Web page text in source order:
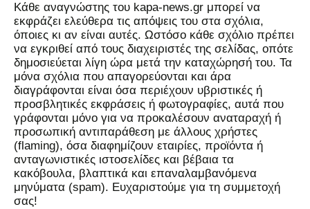
Kάθε αναγνώστης του kapa-news.gr μπορεί να
εκφράζει ελεύθερα τις απόψεις του στα σχόλια,
όποιες κι αν είναι αυτές. Ωστόσο κάθε σχόλιο πρέπει
να εγκριθεί από τους διαχειριστές της σελίδας, οπότε
δημοσιεύεται λίγη ώρα μετά την καταχώρησή του. Τα
μόνα σχόλια που απαγορεύονται και άρα
διαγράφονται είναι όσα περιέχουν υβριστικές ή
προσβλητικές εκφράσεις ή φωτογραφίες, αυτά που
γράφονται μόνο για να προκαλέσουν αναταραχή ή
προσωπική αντιπαράθεση με άλλους χρήστες
(flaming), όσα διαφημίζουν εταιρίες, προϊόντα ή
ανταγωνιστικές ιστοσελίδες και βέβαια τα
κακόβουλα, βλαπτικά και επαναλαμβανόμενα
μηνύματα (spam). Ευχαριστούμε για τη συμμετοχή
σας!